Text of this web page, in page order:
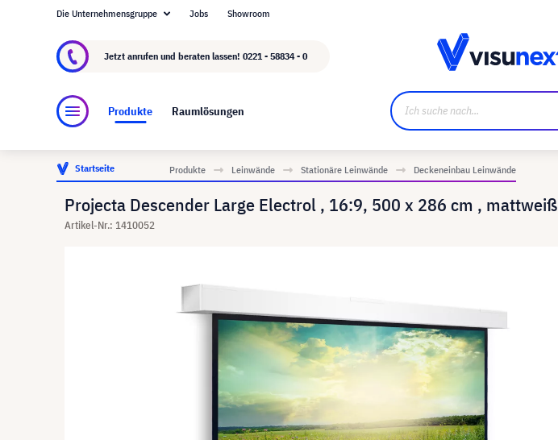
Über visunext.de
Die Unternehmensgruppe Jobs Showroom
Jetzt anrufen und beraten lassen! 0221 - 58834 - 0
Produkte Raumlösungen
Startseite Produkte Leinwände Stationäre Leinwände Deckeneinbau Leinwände
Projecta Descender Large Electrol , 16:9, 500 x 286 cm , mattweiß
Artikel-Nr.: 1410052